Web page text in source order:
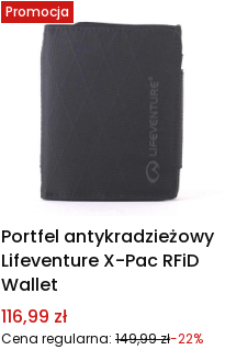
Promocja
Portfel antykradzieżowy
Lifeventure X-Pac RFiD
Wallet
Cena promocyjna
116,99 zł
Cena regularna: 149,99 zł-22%